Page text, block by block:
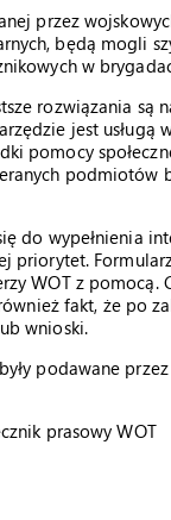
przez
będą mogli
w
rozwiązania są
jest
pomocy
do wypełnienia
priorytet.
WOT z
fakt, że po
wnioski.
podawane
prasowy WOT